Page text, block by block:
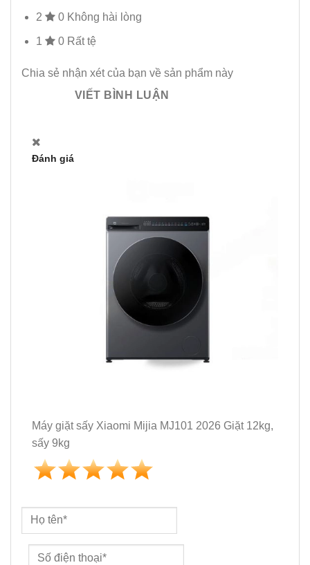
2 0 Không hài lòng
1 0 Rất tệ
Chia sẻ nhận xét của bạn về sản phẩm này
VIẾT BÌNH LUẬN
Đánh giá
Máy giặt sấy Xiaomi Mijia MJ101 2026 Giặt 12kg,
sấy 9kg